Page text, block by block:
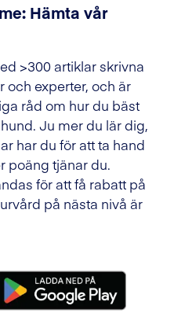
Hämta vår
>300 artiklar skrivna
och experter, och är
råd om hur du bäst
Ju mer du lär dig,
har du för att ta hand
poäng tjänar du.
för att få rabatt på
på nästa nivå är